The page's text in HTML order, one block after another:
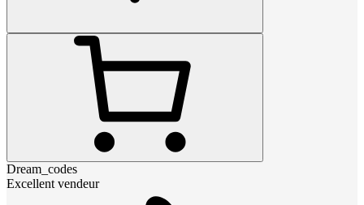
Dream_codes
Excellent vendeur